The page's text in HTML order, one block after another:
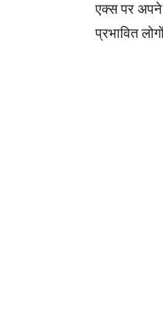
एक्स पर अपने
प्रभावित